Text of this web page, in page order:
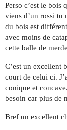
Perso c’est le bois
viens d’un rossi tu
du bois est
avec moins de
cette balle de
C’est un excellent
court de celui ci.
conique et
besoin car plus de
Bref un excellent